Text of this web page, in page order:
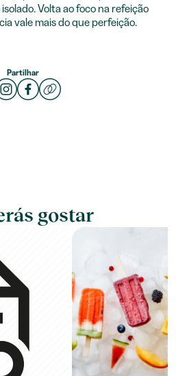
Volta ao foco na refeição
vale mais do que perfeição.
Partilhar
gostar